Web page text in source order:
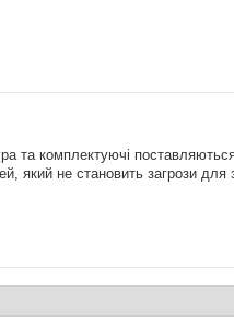
та комплектуючі поставляються
який не становить загрози для